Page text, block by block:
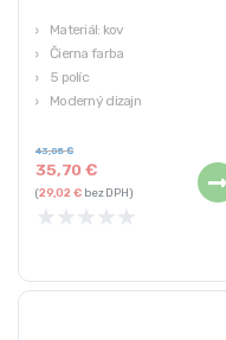
Materiál: kov
Čierna farba
5 políc
Moderný dizajn
35,70€
43,05€
(29,02€bez DPH)
★ ★ ★ ★ ★